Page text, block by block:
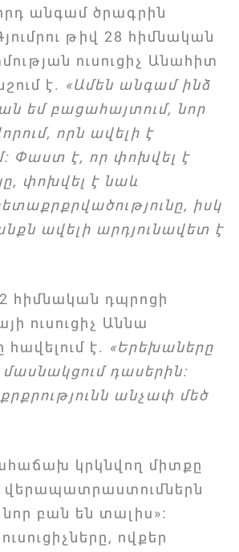
անգամ ծրագրին
թիվ 28 հիմնական
ուսուցիչ Անահիտ
է. «Ամեն անգամ ինձ
եմ բացահայտում, նոր
որն ավելի է
Փաստ է, որ փոխվել է
փոխվել է նաև
իսկ
ավելի արդյունավետ է
հիմնական դպրոցի
ուսուցիչ Աննա
է. «Երեխաները
մասնակցում դասերին։
անչափ մեծ
կրկնվող միտքը
վերապատրաստումներն
բան են տալիս»։
ովքեր